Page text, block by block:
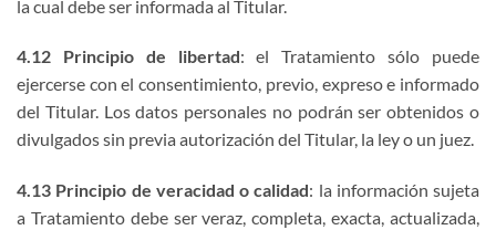
la cual debe ser informada al Titular.
4.12 Principio de libertad: el Tratamiento sólo puede
ejercerse con el consentimiento, previo, expreso e informado
del Titular. Los datos personales no podrán ser obtenidos o
divulgados sin previa autorización del Titular, la ley o un juez.
4.13 Principio de veracidad o calidad: la información sujeta
a Tratamiento debe ser veraz, completa, exacta, actualizada,